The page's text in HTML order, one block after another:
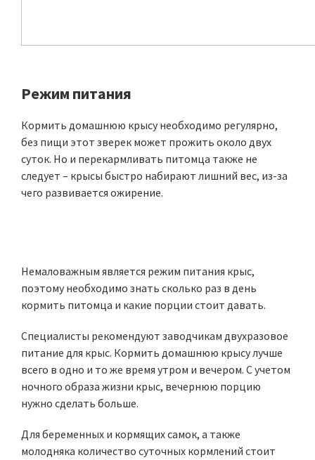
Режим питания
Кормить домашнюю крысу необходимо регулярно,
без пищи этот зверек может прожить около двух
суток. Но и перекармливать питомца также не
следует – крысы быстро набирают лишний вес, из-за
чего развивается ожирение.
Немаловажным является режим питания крыс,
поэтому необходимо знать сколько раз в день
кормить питомца и какие порции стоит давать.
Специалисты рекомендуют заводчикам двухразовое
питание для крыс. Кормить домашнюю крысу лучше
всего в одно и то же время утром и вечером. С учетом
ночного образа жизни крыс, вечернюю порцию
нужно сделать больше.
Для беременных и кормящих самок, а также
молодняка количество суточных кормлений стоит